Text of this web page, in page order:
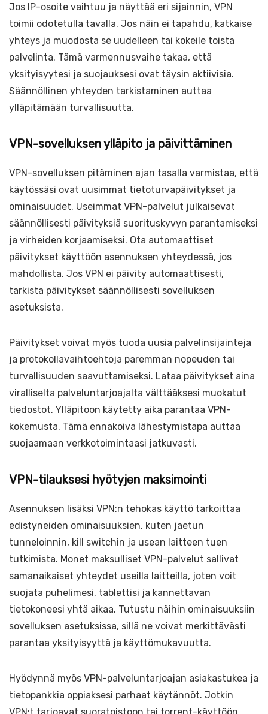
Jos IP-osoite vaihtuu ja näyttää eri sijainnin, VPN
toimii odotetulla tavalla. Jos näin ei tapahdu, katkaise
yhteys ja muodosta se uudelleen tai kokeile toista
palvelinta. Tämä varmennusvaihe takaa, että
yksityisyytesi ja suojauksesi ovat täysin aktiivisia.
Säännöllinen yhteyden tarkistaminen auttaa
ylläpitämään turvallisuutta.
VPN-sovelluksen ylläpito ja päivittäminen
VPN-sovelluksen pitäminen ajan tasalla varmistaa, että
käytössäsi ovat uusimmat tietoturvapäivitykset ja
ominaisuudet. Useimmat VPN-palvelut julkaisevat
säännöllisesti päivityksiä suorituskyvyn parantamiseksi
ja virheiden korjaamiseksi. Ota automaattiset
päivitykset käyttöön asennuksen yhteydessä, jos
mahdollista. Jos VPN ei päivity automaattisesti,
tarkista päivitykset säännöllisesti sovelluksen
asetuksista.
Päivitykset voivat myös tuoda uusia palvelinsijainteja
ja protokollavaihtoehtoja paremman nopeuden tai
turvallisuuden saavuttamiseksi. Lataa päivitykset aina
viralliselta palveluntarjoajalta välttääksesi muokatut
tiedostot. Ylläpitoon käytetty aika parantaa VPN-
kokemusta. Tämä ennakoiva lähestymistapa auttaa
suojaamaan verkkotoimintaasi jatkuvasti.
VPN-tilauksesi hyötyjen maksimointi
Asennuksen lisäksi VPN:n tehokas käyttö tarkoittaa
edistyneiden ominaisuuksien, kuten jaetun
tunneloinnin, kill switchin ja usean laitteen tuen
tutkimista. Monet maksulliset VPN-palvelut sallivat
samanaikaiset yhteydet useilla laitteilla, joten voit
suojata puhelimesi, tablettisi ja kannettavan
tietokoneesi yhtä aikaa. Tutustu näihin ominaisuuksiin
sovelluksen asetuksissa, sillä ne voivat merkittävästi
parantaa yksityisyyttä ja käyttömukavuutta.
Hyödynnä myös VPN-palveluntarjoajan asiakastukea ja
tietopankkia oppiaksesi parhaat käytännöt. Jotkin
VPN:t tarjoavat suoratoistoon tai torrent-käyttöön